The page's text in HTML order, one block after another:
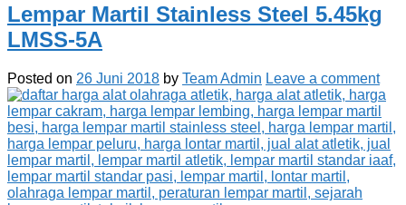
Lempar Martil Stainless Steel 5.45kg
LMSS-5A
Posted on 26 Juni 2018 by Team Admin Leave a comment